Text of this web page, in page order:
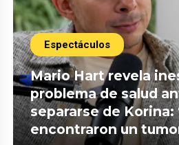
Espectáculos
Mario Hart revela
problema de salud
separarse de Korina:
encontraron un